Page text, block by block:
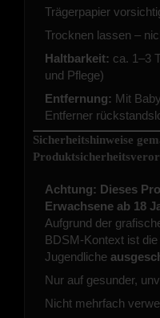
Trägerpapier
Trocknen lassen –
Haltbarkeit: ca. 1–3
und Pflege)
Entfernung: Mit
Entferner
Sicherheitshinweise
Achtung: Dieses
Erwachsene ab 18
Aufgrund der
BDSM-Kontext ist
Jugendliche
Nur auf gesunder,
Nicht mehrfach